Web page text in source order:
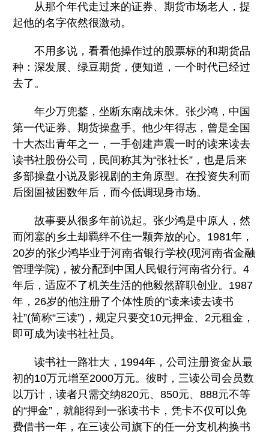
从那个年代走过来的证券、期货市场老人，提
起他的名字依然很激动。
不用多说，看看他操作过的股票标的和期货品
种：深发展、绿豆期货，便知道，一个时代已经过
去了。
年少万兜鍪，坐断东南战未休。张少鸿，中国
第一代证券、期货操盘手。他少年得志，曾是全国
十大杰出青年之一，一手创建声震一时的读来读去
读书社股份公司，民间称其为“张社长”，也是后来
多部操盘小说及影视剧的主角原型。在投资失利而
后囹圄被困数年后，而今低调现身市场。
故事要从很多年前说起。张少鸿是中原人，然
而闭塞的乡土却羁绊不住一颗奔放的心。1981年，
20岁的张少鸿毕业于河南省银行学校(现河南省金融
管理学院)，被分配到中国人民银行河南省分行。4
年后，适应不了机关生活的他毅然辞职创业。1987
年，26岁的他注册了个体性质的“读来读去读书
社”(简称“三读”)，规定只要交10元押金、2元租金，
即可成为读书社社员。
读书社一路壮大，1994年，公司注册资金从最
初的10万元增至2000万元。彼时，三读公司会员数
以万计，读者只需交纳820元、850元、888元不等
的“押金”，就能得到一张读书卡，凭卡不仅可以免
费借书一年，在三读公司旗下的任一分支机构换书